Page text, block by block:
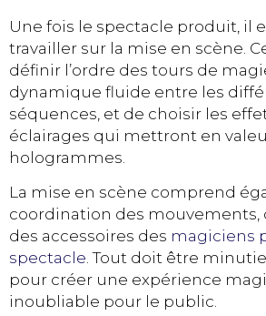
Une fois le spectacle produit, il
travailler sur la mise en scène.
définir l’ordre des tours de
dynamique fluide entre les
séquences, et de choisir les
éclairages qui mettront en
hologrammes.
La mise en scène comprend
coordination des mouvements,
des accessoires des magiciens
spectacle . Tout doit être
pour créer une expérience
inoubliable pour le public.